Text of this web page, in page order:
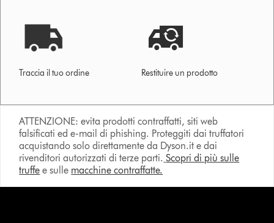
Traccia il tuo ordine Restituire un prodotto
ATTENZIONE: evita prodotti contraffatti, siti web
falsificati ed e-mail di phishing. Proteggiti dai truffatori
acquistando solo direttamente da Dyson.it e dai
rivenditori autorizzati di terze parti. Scopri di più sulle
truffe e sulle macchine contraffatte.